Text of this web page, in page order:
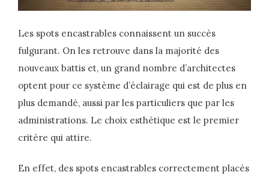
Les spots encastrables connaissent un succès
fulgurant. On les retrouve dans la majorité des
nouveaux battis et, un grand nombre d’architectes
optent pour ce système d’éclairage qui est de plus en
plus demandé, aussi par les particuliers que par les
administrations. Le choix esthétique est le premier
critère qui attire.
En effet, des spots encastrables correctement placés